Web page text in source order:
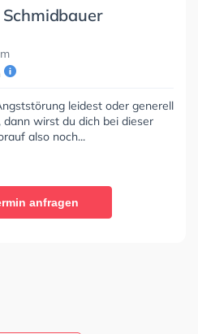
leidest oder generell
wirst du dich bei dieser
also noch...
anfragen